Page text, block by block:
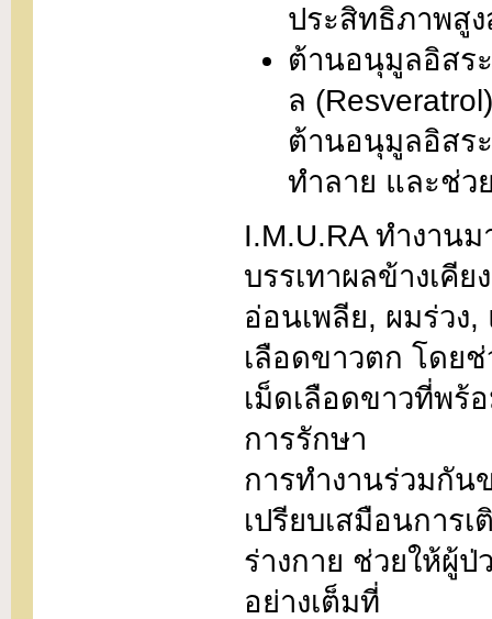
ประสิทธิภาพสู
ต้านอนุมูลอิสร
ล
ต้านอนุมูลอิสร
ทำลาย และช่ว
I.M.U.RA ทำงาน
บรรเทาผลข้างเคี
อ่อนเพลีย, ผมร่วง
เลือดขาวตก โดยช่
เม็ดเลือดขาวที่พร้
การรักษา
การทำงานร่วมกัน
เปรียบเสมือนการ
ร่างกาย ช่วยให้ผู้
อย่างเต็มที่